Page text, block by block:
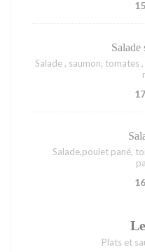
Salade
Salade , saumon, tomates
Salade,poulet pané,
Plats et